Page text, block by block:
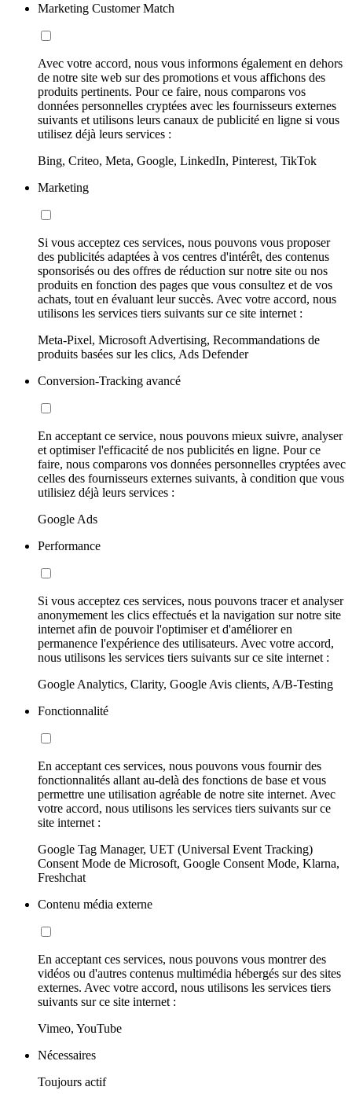
Marketing Customer Match
Avec votre accord, nous vous informons également en dehors
de notre site web sur des promotions et vous affichons des
produits pertinents. Pour ce faire, nous comparons vos
données personnelles cryptées avec les fournisseurs externes
suivants et utilisons leurs canaux de publicité en ligne si vous
utilisez déjà leurs services :
Bing, Criteo, Meta, Google, LinkedIn, Pinterest, TikTok
Marketing
Si vous acceptez ces services, nous pouvons vous proposer
des publicités adaptées à vos centres d'intérêt, des contenus
sponsorisés ou des offres de réduction sur notre site ou nos
produits en fonction des pages que vous consultez et de vos
achats, tout en évaluant leur succès. Avec votre accord, nous
utilisons les services tiers suivants sur ce site internet :
Meta-Pixel, Microsoft Advertising, Recommandations de
produits basées sur les clics, Ads Defender
Conversion-Tracking avancé
En acceptant ce service, nous pouvons mieux suivre, analyser
et optimiser l'efficacité de nos publicités en ligne. Pour ce
faire, nous comparons vos données personnelles cryptées avec
celles des fournisseurs externes suivants, à condition que vous
utilisiez déjà leurs services :
Google Ads
Performance
Si vous acceptez ces services, nous pouvons tracer et analyser
anonymement les clics effectués et la navigation sur notre site
internet afin de pouvoir l'optimiser et d'améliorer en
permanence l'expérience des utilisateurs. Avec votre accord,
nous utilisons les services tiers suivants sur ce site internet :
Google Analytics, Clarity, Google Avis clients, A/B-Testing
Fonctionnalité
En acceptant ces services, nous pouvons vous fournir des
fonctionnalités allant au-delà des fonctions de base et vous
permettre une utilisation agréable de notre site internet. Avec
votre accord, nous utilisons les services tiers suivants sur ce
site internet :
Google Tag Manager, UET (Universal Event Tracking)
Consent Mode de Microsoft, Google Consent Mode, Klarna,
Freshchat
Contenu média externe
En acceptant ces services, nous pouvons vous montrer des
vidéos ou d'autres contenus multimédia hébergés sur des sites
externes. Avec votre accord, nous utilisons les services tiers
suivants sur ce site internet :
Vimeo, YouTube
Nécessaires
Toujours actif